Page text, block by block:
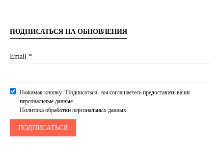
ПОДПИСАТЬСЯ НА ОБНОВЛЕНИЯ
Email *
Нажимая кнопку "Подписаться" вы соглашаетесь предоставить ваши
персональные данные.
Политика обработки персональных данных.